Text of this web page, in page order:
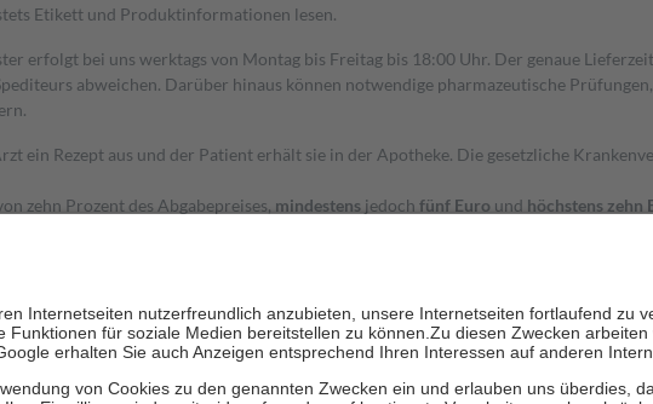
Etikett und Produktinformationen lesen.
erfolgt bei uns werktags von Montag bis Freitag bis 18:00 Uhr. Der genaue
abweichen. Darüber hinaus können notwendige pharmazeutische
ein Rezept aus und der Patient erhält sie in der Apotheke. Die gesetzliche
zehn Prozent des Abgabepreises, mindestens jedoch fünf Euro und höchstens zehn
zu stärken und die besondere Stellung der Familie zu unterstützen, fallen
mit Ausnahme der Fahrkosten
von der GKV getragen werden